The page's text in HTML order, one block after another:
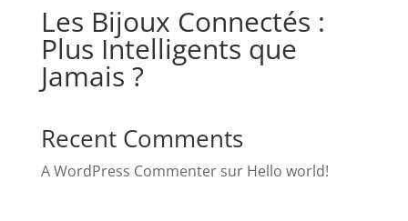
Les Bijoux Connectés :
Plus Intelligents que
Jamais ?
Recent Comments
A WordPress Commentersur Hello world!